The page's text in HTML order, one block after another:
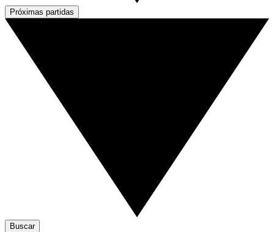
Próximas partidas
Buscar